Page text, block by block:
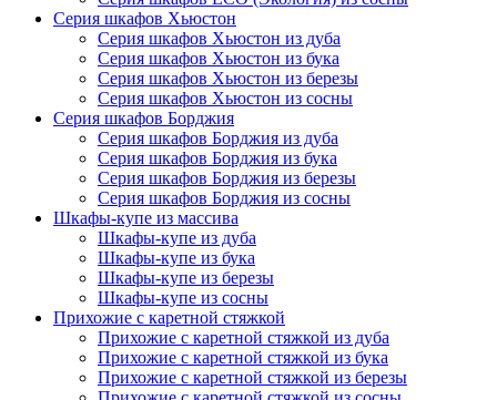
Серия шкафов Хьюстон
Серия шкафов Хьюстон из дуба
Серия шкафов Хьюстон из бука
Серия шкафов Хьюстон из березы
Серия шкафов Хьюстон из сосны
Серия шкафов Борджия
Серия шкафов Борджия из дуба
Серия шкафов Борджия из бука
Серия шкафов Борджия из березы
Серия шкафов Борджия из сосны
Шкафы-купе из массива
Шкафы-купе из дуба
Шкафы-купе из бука
Шкафы-купе из березы
Шкафы-купе из сосны
Прихожие с каретной стяжкой
Прихожие с каретной стяжкой из дуба
Прихожие с каретной стяжкой из бука
Прихожие с каретной стяжкой из березы